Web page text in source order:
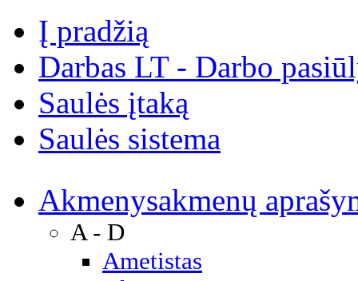
Į pradžią
Darbas LT - Darbo
Saulės įtaką
Saulės sistema
Akmenysakmenų
A - D
Ametistas